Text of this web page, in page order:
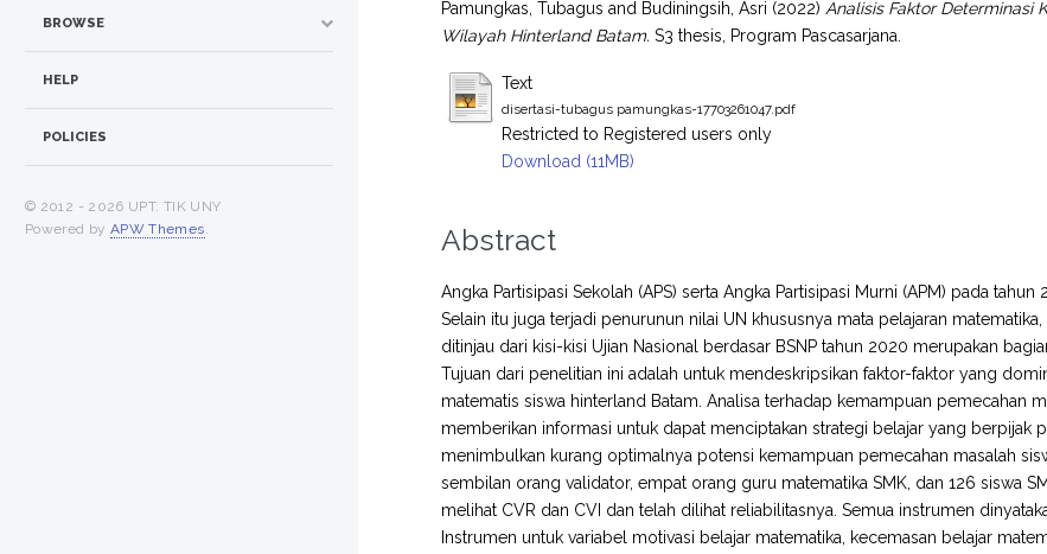
Pamungkas, Tubagus and Budiningsih, Asri (2022) Analisis Faktor Determinasi
Wilayah Hinterland Batam. S3 thesis, Program Pascasarjana.
Text
disertasi-tubagus pamungkas-17703261047.pdf
Restricted to Registered users only
Download (11MB)
Abstract
Angka Partisipasi Sekolah (APS) serta Angka Partisipasi Murni (APM) pada
Selain itu juga terjadi penurunun nilai UN khususnya mata pelajaran
ditinjau dari kisi-kisi Ujian Nasional berdasar BSNP tahun 2020 merupakan
Tujuan dari penelitian ini adalah untuk mendeskripsikan faktor-faktor yang
matematis siswa hinterland Batam. Analisa terhadap kemampuan pemecahan
memberikan informasi untuk dapat menciptakan strategi belajar yang berpijak
menimbulkan kurang optimalnya potensi kemampuan pemecahan masalah
sembilan orang validator, empat orang guru matematika SMK, dan 126 siswa
melihat CVR dan CVI dan telah dilihat reliabilitasnya. Semua instrumen
Instrumen untuk variabel motivasi belajar matematika, kecemasan belajar
BROWSE
HELP
POLICIES
© 2012 - 2026 UPT. TIK UNY
Powered by APW Themes